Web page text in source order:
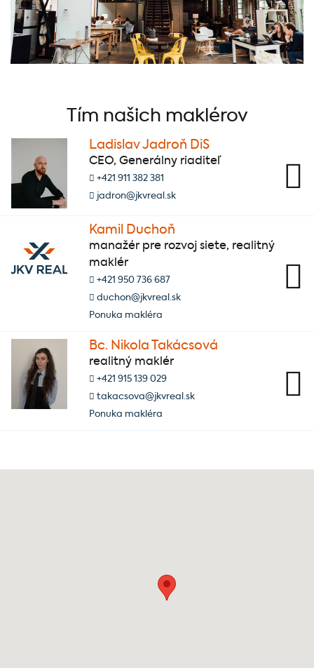
Tím našich maklérov
Ladislav Jadroň DiS
CEO, Generálny riaditeľ
+421 911 382 381
jadron@jkvreal.sk
Kamil Duchoň
manažér pre rozvoj siete, realitný
maklér
+421 950 736 687
duchon@jkvreal.sk
Ponuka makléra
Bc. Nikola Takácsová
realitný maklér
+421 915 139 029
takacsova@jkvreal.sk
Ponuka makléra